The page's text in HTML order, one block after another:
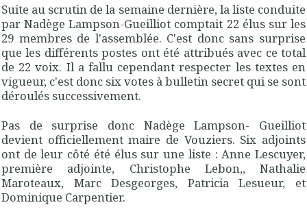
Suite au scrutin de la semaine dernière, la liste conduite
par Nadège Lampson-Gueilliot comptait 22 élus sur les
29 membres de l'assemblée. C'est donc sans surprise
que les différents postes ont été attribués avec ce total
de 22 voix. Il a fallu cependant respecter les textes en
vigueur, c'est donc six votes à bulletin secret qui se sont
déroulés successivement.
Pas de surprise donc Nadège Lampson- Gueilliot
devient officiellement maire de Vouziers. Six adjoints
ont de leur côté été élus sur une liste : Anne Lescuyer,
première adjointe, Christophe Lebon,, Nathalie
Maroteaux, Marc Desgeorges, Patricia Lesueur, et
Dominique Carpentier.